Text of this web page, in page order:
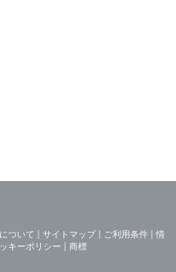
ついて サイトマップ ご利用条件
情
キーポリシー 商標